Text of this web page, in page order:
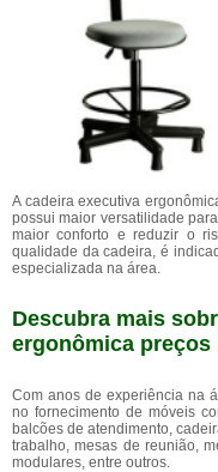
A cadeira executiva
possui maior versatilidade
maior conforto e reduzir o
qualidade da cadeira, é
especializada na área.
Descubra mais
ergonômica preços
Com anos de experiência na
no fornecimento de móveis
balcões de atendimento,
trabalho, mesas de reunião,
modulares, entre outros.